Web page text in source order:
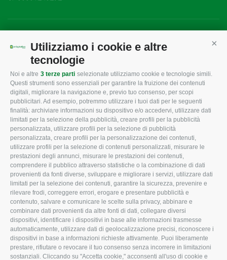
Utilizziamo i cookie e altre
tecnologie
Noi e altre 3 terze parti selezionate utilizziamo cookie e tecnologie simili.
Questi strumenti sono essenziali per garantire la fruizione dei contenuti
digitali, migliorare la navigazione e, previo tuo consenso, per scopi
pubblicitari. Ad esempio, potremmo utilizzare i tuoi dati per le seguenti
finalità: archiviare informazioni su dispositivo e/o accedervi, utilizzare dati
limitati per la selezione della pubblicità, creare profili per la pubblicità
personalizzata, utilizzare profili per la selezione di pubblicità
personalizzata, creare profili per la personalizzazione dei contenuti,
utilizzare profili per la selezione di contenuti personalizzati, misurare le
prestazioni degli annunci, misurare le prestazioni dei contenuti,
comprendere il pubblico attraverso statistiche o la combinazione di dati
provenienti da fonti diverse, sviluppare e migliorare i servizi, utilizzare dati
limitati per la selezione dei contenuti, garantire la sicurezza, prevenire e
rilevare frodi, correggere errori, erogare e presentare pubblicità e
contenuto, salvare e comunicare le scelte sulla privacy, abbinare e
combinare dati provenienti da altre fonti di dati, collegare diversi
dispositivi, identificare i dispositivi in base alle informazioni trasmesse
automaticamente, utilizzare dati di geolocalizzazione precisi, riconoscere i
dispositivi in base a informazioni richieste attivamente. Puoi liberamente
prestare, rifiutare o revocare il tuo consenso senza incorrere in limitazioni
sostanziali. Cliccando su "Accetta cookie," acconsenti all'uso di cookie e
CONFAGRICOLTURA
ROVIGO
L'Associazione
Missione e Progetto
Organigramma aziendale
I Nostri Servizi
Uffici della Sede
provinciale
Le Sedi di Zona
Agricoltori S.r.l.
Whistleblowing
Confagricoltura Rovigo e
Agricoltori srl
CONFAGRICOLTURA
INFORMA
Tecnico
Fiscale
Lavoro
Ambiente
Associazione
CONFAGRICOLTURA
ATTIVA
Notizie in evidenza
Eventi
Comunicati Stampa